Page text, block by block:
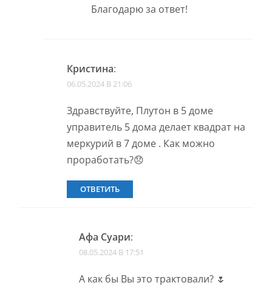
Благодарю за ответ!
Кристина:
06.05.2024 В 21:06
Здравствуйте, Плутон в 5 доме
управитель 5 дома делает квадрат на
меркурий в 7 доме . Как можно
проработать?😞
ОТВЕТИТЬ
Афа Суари:
08.05.2024 В 17:51
А как бы Вы это трактовали? 🌷